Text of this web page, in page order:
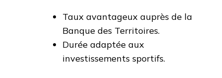
Taux avantageux auprès de la
Banque des Territoires.
Durée adaptée aux
investissements sportifs.